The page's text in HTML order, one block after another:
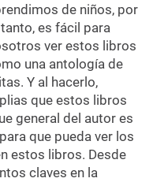
de niños, por
tanto, es fácil para
ver estos libros
una antología de
Y al hacerlo,
que estos libros
general del autor es
que pueda ver los
estos libros. Desde
claves en la